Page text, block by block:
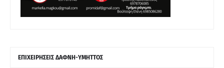
ΕΠΙΧΕΙΡΗΣΕΙΣ ΔΑΦΝΗ-ΥΜΗΤΤΟΣ